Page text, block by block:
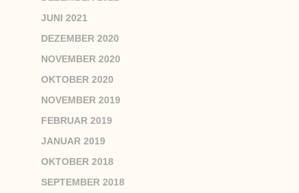
JUNI 2021
DEZEMBER 2020
NOVEMBER 2020
OKTOBER 2020
NOVEMBER 2019
FEBRUAR 2019
JANUAR 2019
OKTOBER 2018
SEPTEMBER 2018